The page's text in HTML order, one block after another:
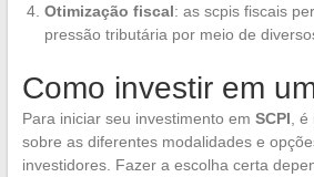
Otimização fiscal: as scpis fiscais
pressão tributária por meio de
Como investir em
Para iniciar seu investimento em SCPI ,
sobre as diferentes modalidades e
investidores. Fazer a escolha certa